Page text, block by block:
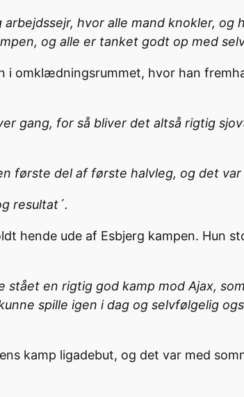
hvor alle mand knokler,
og alle er tanket godt op med
i omklædningsrummet, hvor han
gang, for så bliver det altså rigtig
første del af første halvleg, og det
resultat´.
hende ude af Esbjerg kampen. Hun
en rigtig god kamp mod Ajax,
spille igen i dag og selvfølgelig
kamp ligadebut, og det var med